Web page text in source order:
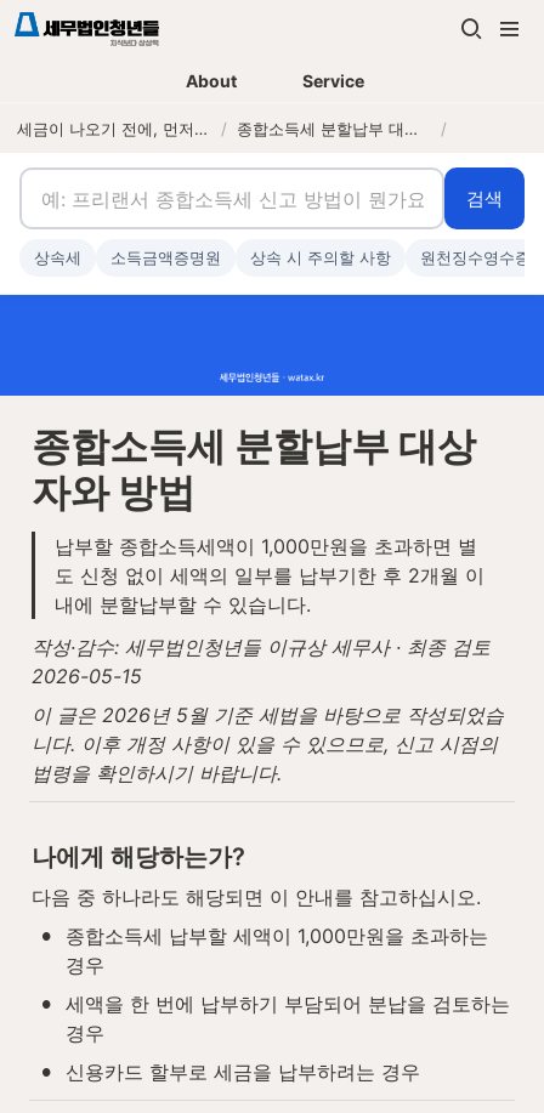
About Service
세금이 나오기 전에, 먼저 연락하는 세무법인 / 종합소득세 분할납부 대상자와 방법 /
종합소득세 분할납부 대상
자와 방법
납부할 종합소득세액이 1,000만원을 초과하면 별
도 신청 없이 세액의 일부를 납부기한 후 2개월 이
내에 분할납부할 수 있습니다.
작성·감수: 세무법인청년들 이규상 세무사 · 최종 검토
2026-05-15
이 글은 2026년 5월 기준 세법을 바탕으로 작성되었습
니다. 이후 개정 사항이 있을 수 있으므로, 신고 시점의
법령을 확인하시기 바랍니다.
나에게 해당하는가?
다음 중 하나라도 해당되면 이 안내를 참고하십시오.
•
종합소득세 납부할 세액이 1,000만원을 초과하는
경우
• 세액을 한 번에 납부하기 부담되어 분납을 검토하는
경우
• 신용카드 할부로 세금을 납부하려는 경우
검색
상속세 소득금액증명원 상속 시 주의할 사항 원천징수영수증